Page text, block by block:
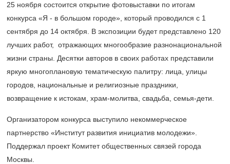
25 ноября состоится открытие фотовыставки по итогам
конкурса «Я - в большом городе», который проводился с 1
сентября до 14 октября. В экспозиции будет представлено 120
лучших работ, отражающих многообразие разнонациональной
жизни страны. Десятки авторов в своих работах представили
яркую многоплановую тематическую палитру: лица, улицы
городов, национальные и религиозные праздники,
возвращение к истокам, храм-молитва, свадьба, семья-дети.
Организатором конкурса выступило некоммерческое
партнерство «Институт развития инициатив молодежи».
Поддержал проект Комитет общественных связей города
Москвы.